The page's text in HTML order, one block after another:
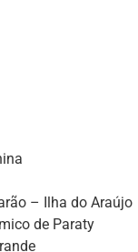
– Ilha do Araújo
de Paraty